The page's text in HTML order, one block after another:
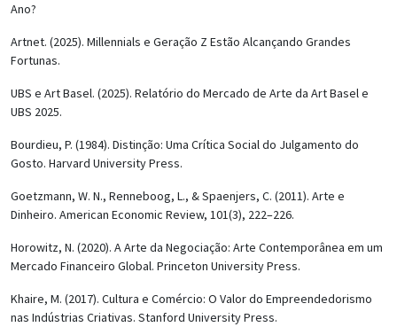
Ano?
Artnet. (2025). Millennials e Geração Z Estão Alcançando Grandes
Fortunas.
UBS e Art Basel. (2025). Relatório do Mercado de Arte da Art Basel e
UBS 2025.
Bourdieu, P. (1984). Distinção: Uma Crítica Social do Julgamento do
Gosto. Harvard University Press.
Goetzmann, W. N., Renneboog, L., & Spaenjers, C. (2011). Arte e
Dinheiro. American Economic Review, 101(3), 222–226.
Horowitz, N. (2020). A Arte da Negociação: Arte Contemporânea em um
Mercado Financeiro Global. Princeton University Press.
Khaire, M. (2017). Cultura e Comércio: O Valor do Empreendedorismo
nas Indústrias Criativas. Stanford University Press.